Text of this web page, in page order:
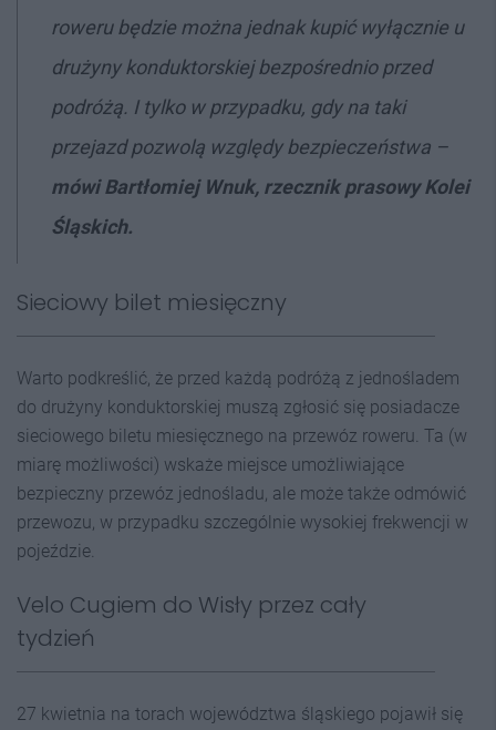
roweru będzie można jednak kupić wyłącznie u
drużyny konduktorskiej bezpośrednio przed
podróżą. I tylko w przypadku, gdy na taki
przejazd pozwolą względy bezpieczeństwa –
mówi Bartłomiej Wnuk, rzecznik prasowy Kolei
Śląskich.
Sieciowy bilet miesięczny
Warto podkreślić, że przed każdą podróżą z jednośladem
do drużyny konduktorskiej muszą zgłosić się posiadacze
sieciowego biletu miesięcznego na przewóz roweru. Ta (w
miarę możliwości) wskaże miejsce umożliwiające
bezpieczny przewóz jednośladu, ale może także odmówić
przewozu, w przypadku szczególnie wysokiej frekwencji w
pojeździe.
Velo Cugiem do Wisły przez cały
tydzień
27 kwietnia na torach województwa śląskiego pojawił się